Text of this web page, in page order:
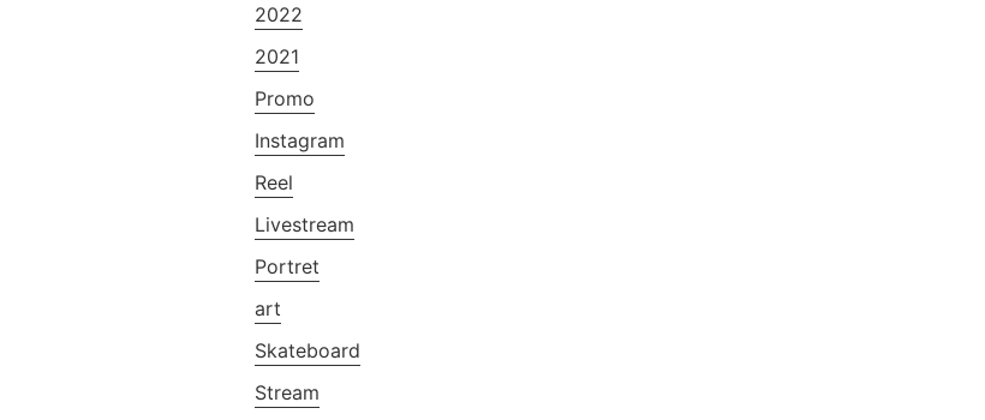
2022
2021
Promo
Instagram
Reel
Livestream
Portret
art
Skateboard
Stream